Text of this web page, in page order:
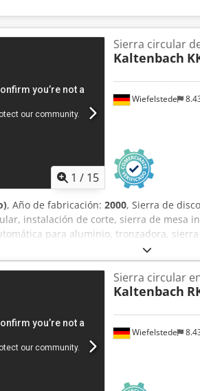
1 / 15
Wiefelstede
Sierra circular
Kaltenbach
, Año de fabricación: 2000, Sierra de
instalación de corte, sierra de mesa
para aluminio, tronzadora,
disco en frío/sierra circular para metal
sin avance de material -Hoja
de corte a 90 grados, perfil
45 grados, perfil plano: 245 x 30 mm /
26 m/min -Avance de la hoja de sierra:
4000/345/H1000 mm -Mesa de
1150/930/H1765 mm -Dimensiones
Wiefelstede
Sierra circular
Kaltenbach